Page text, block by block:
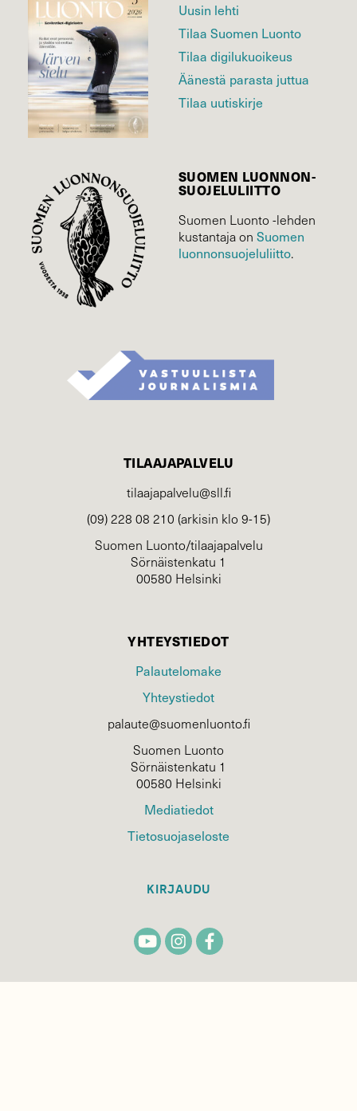
Uusin lehti
Tilaa Suomen Luonto
Tilaa digilukuoikeus
Äänestä parasta juttua
Tilaa uutiskirje
SUOMEN LUONNON­
SUOJELU­LIITTO
Suomen Luonto -lehden
kustantaja on Suomen
luonnonsuojelu­liitto.
TILAAJAPALVELU
tilaajapalvelu@sll.fi
(09) 228 08 210 (arkisin klo 9-15)
Suomen Luonto/tilaajapalvelu
Sörnäistenkatu 1
00580 Helsinki
YHTEYSTIEDOT
Palautelomake
Yhteystiedot
palaute@suomenluonto.fi
Suomen Luonto
Sörnäistenkatu 1
00580 Helsinki
Mediatiedot
Tietosuojaseloste
KIRJAUDU